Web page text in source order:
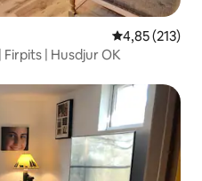
4,85 av 5 i
4,85 (213)
| Husdjur OK